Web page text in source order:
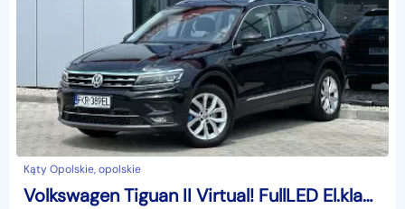
Kąty Opolskie, opolskie
Volkswagen Tiguan II Virtual! FullLED El.klapa Łopatki Head-Up Alkantara Asystent GWARANC